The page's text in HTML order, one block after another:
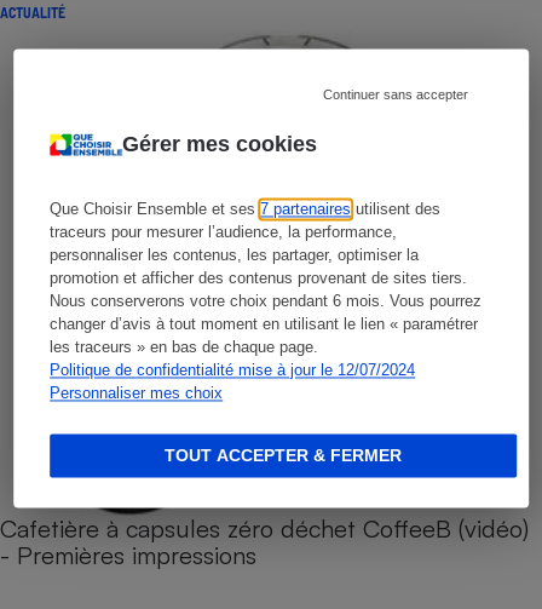
Gérer mes cookies
Que Choisir Ensemble et ses7 partenaires utilisent des
traceurs pour mesurer l’audience, la performance,
personnaliser les contenus, les partager, optimiser la
promotion et afficher des contenus provenant de sites tiers.
Nous conserverons votre choix pendant 6 mois. Vous pourrez
changer d’avis à tout moment en utilisant le lien « paramétrer
les traceurs » en bas de chaque page.
Politique de confidentialité mise à jour le 12/07/2024
Personnaliser mes choix
Continuer sans accepter
TOUT ACCEPTER & FERMER
ACTUALITÉ
Cafetière à capsules zéro déchet CoffeeB (vidéo)
- Premières impressions